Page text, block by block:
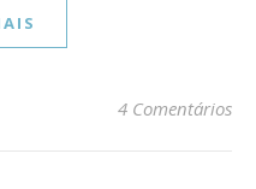
4 Comentários